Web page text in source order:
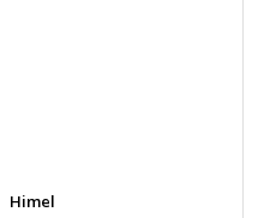
Himel